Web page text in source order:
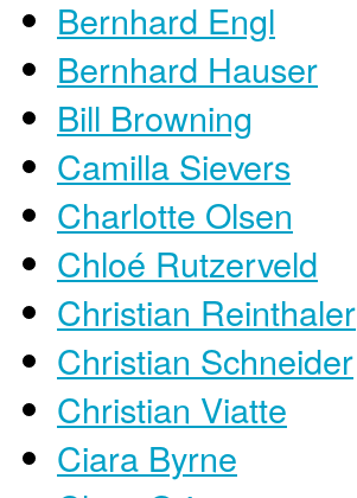
Bernhard Engl
Bernhard Hauser
Bill Browning
Camilla Sievers
Charlotte Olsen
Chloé Rutzerveld
Christian Reinthaler
Christian Schneider
Christian Viatte
Ciara Byrne